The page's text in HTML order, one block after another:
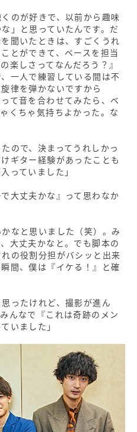
のが好きで、以前から趣味
」と思っていたんです。だ
聞いたときは、すごくうれ
とができて、ベースを担当
楽しさってなんだろう？』
一人で練習している間は不
律を弾かないですから
て音を合わせてみたら、ベ
くちゃ気持ちよかった。な
ので、決まってうれしかっ
ギター経験があったことも
っていました」
大丈夫かな』って思わなか
なと思いました（笑）。み
大丈夫かなと。でも脚本の
の役割分担がバシッと出来
間、僕は『イケる！』と確
ったけれど、撮影が進ん
んなで『これは奇跡のメン
いました」